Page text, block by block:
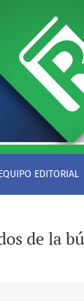
EDITORIAL
de la